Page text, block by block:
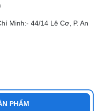
Minh:- 44/14 Lê Cơ, P. An
PHẨM